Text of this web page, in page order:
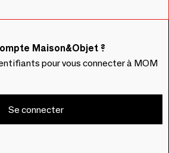
Maison&Objet ?
pour vous connecter à MOM
Se connecter